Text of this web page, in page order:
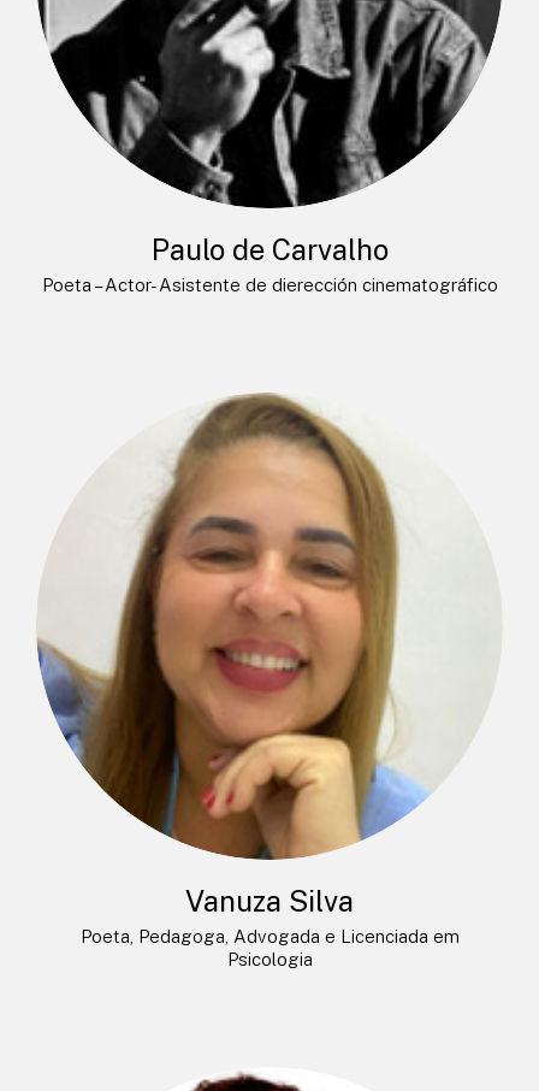
Paulo de Carvalho
Poeta – Actor- Asistente de dierección cinematográfico
Vanuza Silva
Poeta, Pedagoga, Advogada e Licenciada em
Psicologia